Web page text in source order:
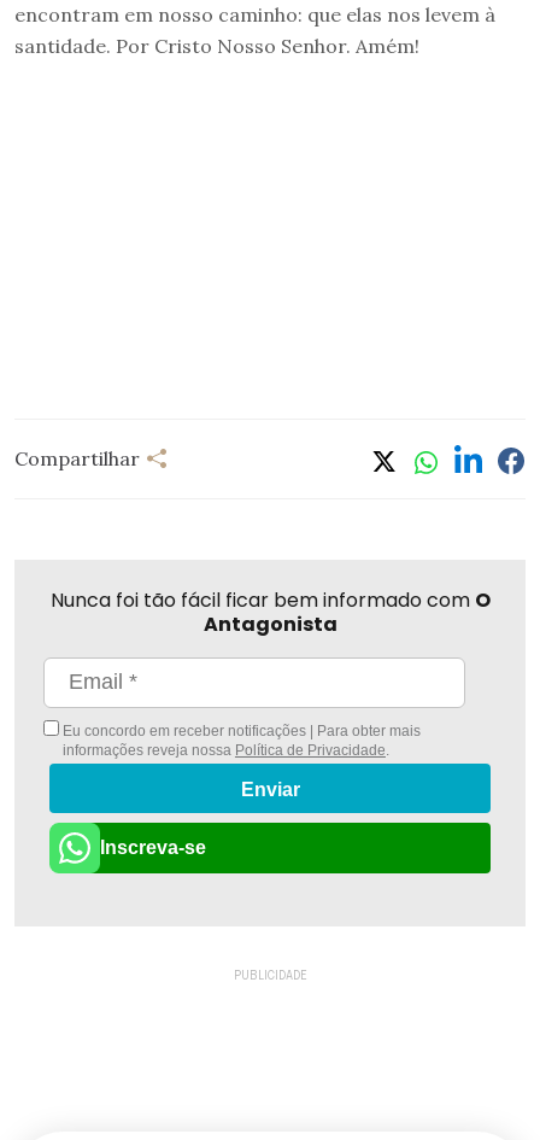
encontram em nosso caminho: que elas nos levem à
santidade. Por Cristo Nosso Senhor. Amém!
Compartilhar
Nunca foi tão fácil ficar bem informado com O
Antagonista
Eu concordo em receber notificações | Para obter mais
informações reveja nossa Política de Privacidade
Enviar
Inscreva-se